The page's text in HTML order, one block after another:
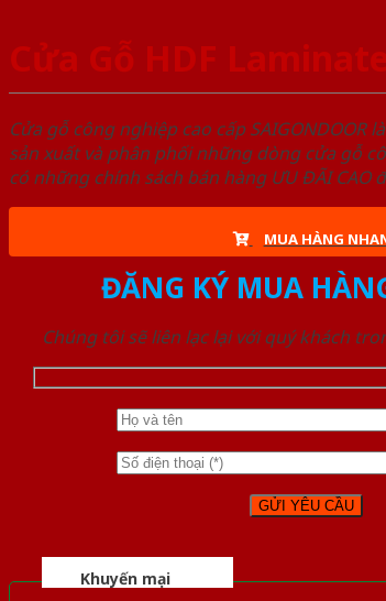
Cửa Gỗ HDF
Cửa gỗ công nghiệp cao cấp
sản xuất và phân phối những dòng cửa gỗ
có những chính sách bán hàng ƯU ĐÃI CAO
MUA HÀNG
ĐĂNG KÝ MUA
Chúng tôi sẽ liên lạc lại với quý khách
Khuyến mại